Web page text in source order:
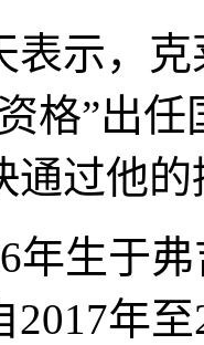
，克
格”出
通过他的
生于弗
2017年